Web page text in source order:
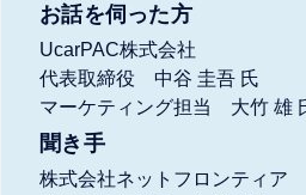
お話を伺った方
UcarPAC株式会社
代表取締役 中谷 圭吾 氏
マーケティング担当 大竹 雄
聞き手
株式会社ネットフロンティア